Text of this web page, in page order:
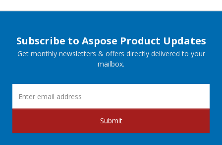
Subscribe to Aspose Product Updates
Get monthly newsletters & offers directly delivered to your
mailbox.
Submit